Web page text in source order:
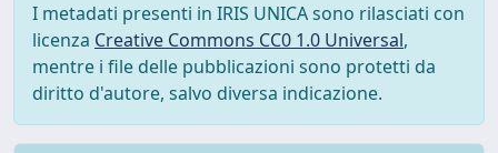
I metadati presenti in IRIS UNICA sono rilasciati con
licenza Creative Commons CC0 1.0 Universal,
mentre i file delle pubblicazioni sono protetti da
diritto d'autore, salvo diversa indicazione.